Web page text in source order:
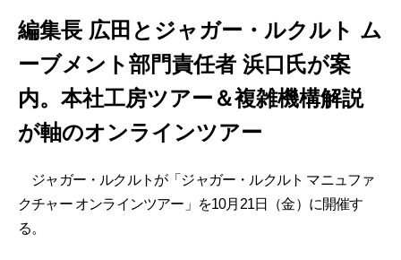
編集長 広田とジャガー・ルクルト ム
ーブメント部門責任者 浜口氏が案
内。本社工房ツアー＆複雑機構解説
が軸のオンラインツアー
ジャガー・ルクルトが「ジャガー・ルクルト マニュファ
クチャー オンラインツアー」を10月21日（金）に開催す
る。